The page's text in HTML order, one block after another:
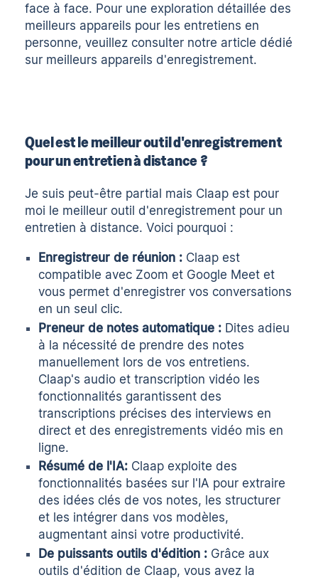
face à face. Pour une exploration détaillée des
meilleurs appareils pour les entretiens en
personne, veuillez consulter notre article dédié
sur meilleurs appareils d'enregistrement.
Quel est le meilleur outil d'enregistrement
pour un entretien à distance ?
Je suis peut-être partial mais Claap est pour
moi le meilleur outil d'enregistrement pour un
entretien à distance. Voici pourquoi :
Enregistreur de réunion : Claap est
compatible avec Zoom et Google Meet et
vous permet d'enregistrer vos conversations
en un seul clic.
Preneur de notes automatique : Dites adieu
à la nécessité de prendre des notes
manuellement lors de vos entretiens.
Claap's audio ettranscription vidéo les
fonctionnalités garantissent des
transcriptions précises des interviews en
direct et des enregistrements vidéo mis en
ligne.
Résumé de l'IA: Claap exploite des
fonctionnalités basées sur l'IA pour extraire
des idées clés de vos notes, les structurer
et les intégrer dans vos modèles,
augmentant ainsi votre productivité.
De puissants outils d'édition : Grâce aux
outils d'édition de Claap, vous avez la